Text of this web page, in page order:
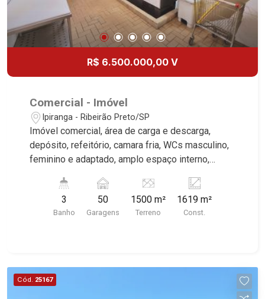
R$ 6.500.000,00 V
Comercial - Imóvel
Ipiranga - Ribeirão Preto/SP
Imóvel comercial, área de carga e descarga,
depósito, refeitório, camara fria, WCs masculino,
feminino e adaptado, amplo espaço interno,
excelente localização, próximo ao Burger King.
3
Banho
50
Garagens
1500 m²
Terreno
1619 m²
Const.
Cód. 25167